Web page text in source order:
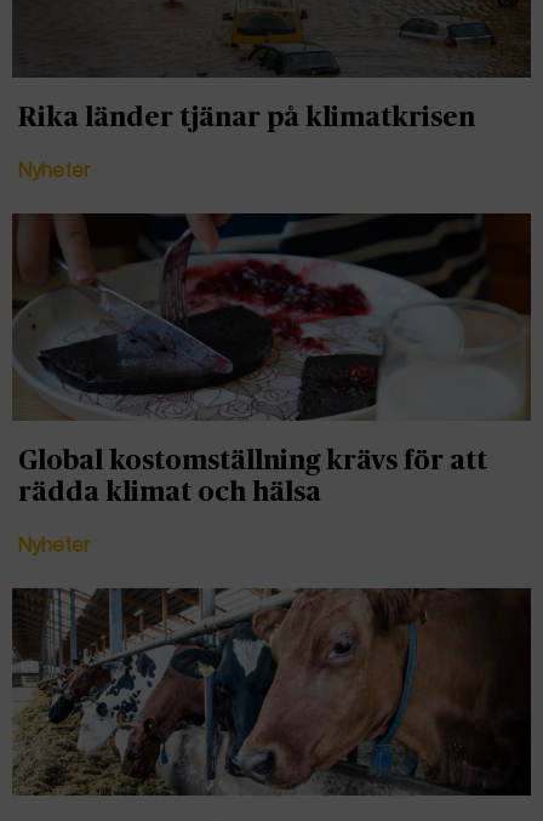
Rika länder tjänar på klimatkrisen
Nyheter
Global kostomställning krävs för att
rädda klimat och hälsa
Nyheter